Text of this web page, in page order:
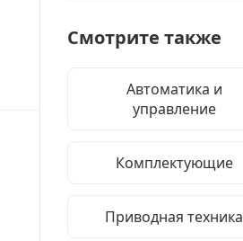
Смотрите также
Автоматика и
управление
Комплектующие
Приводная техника